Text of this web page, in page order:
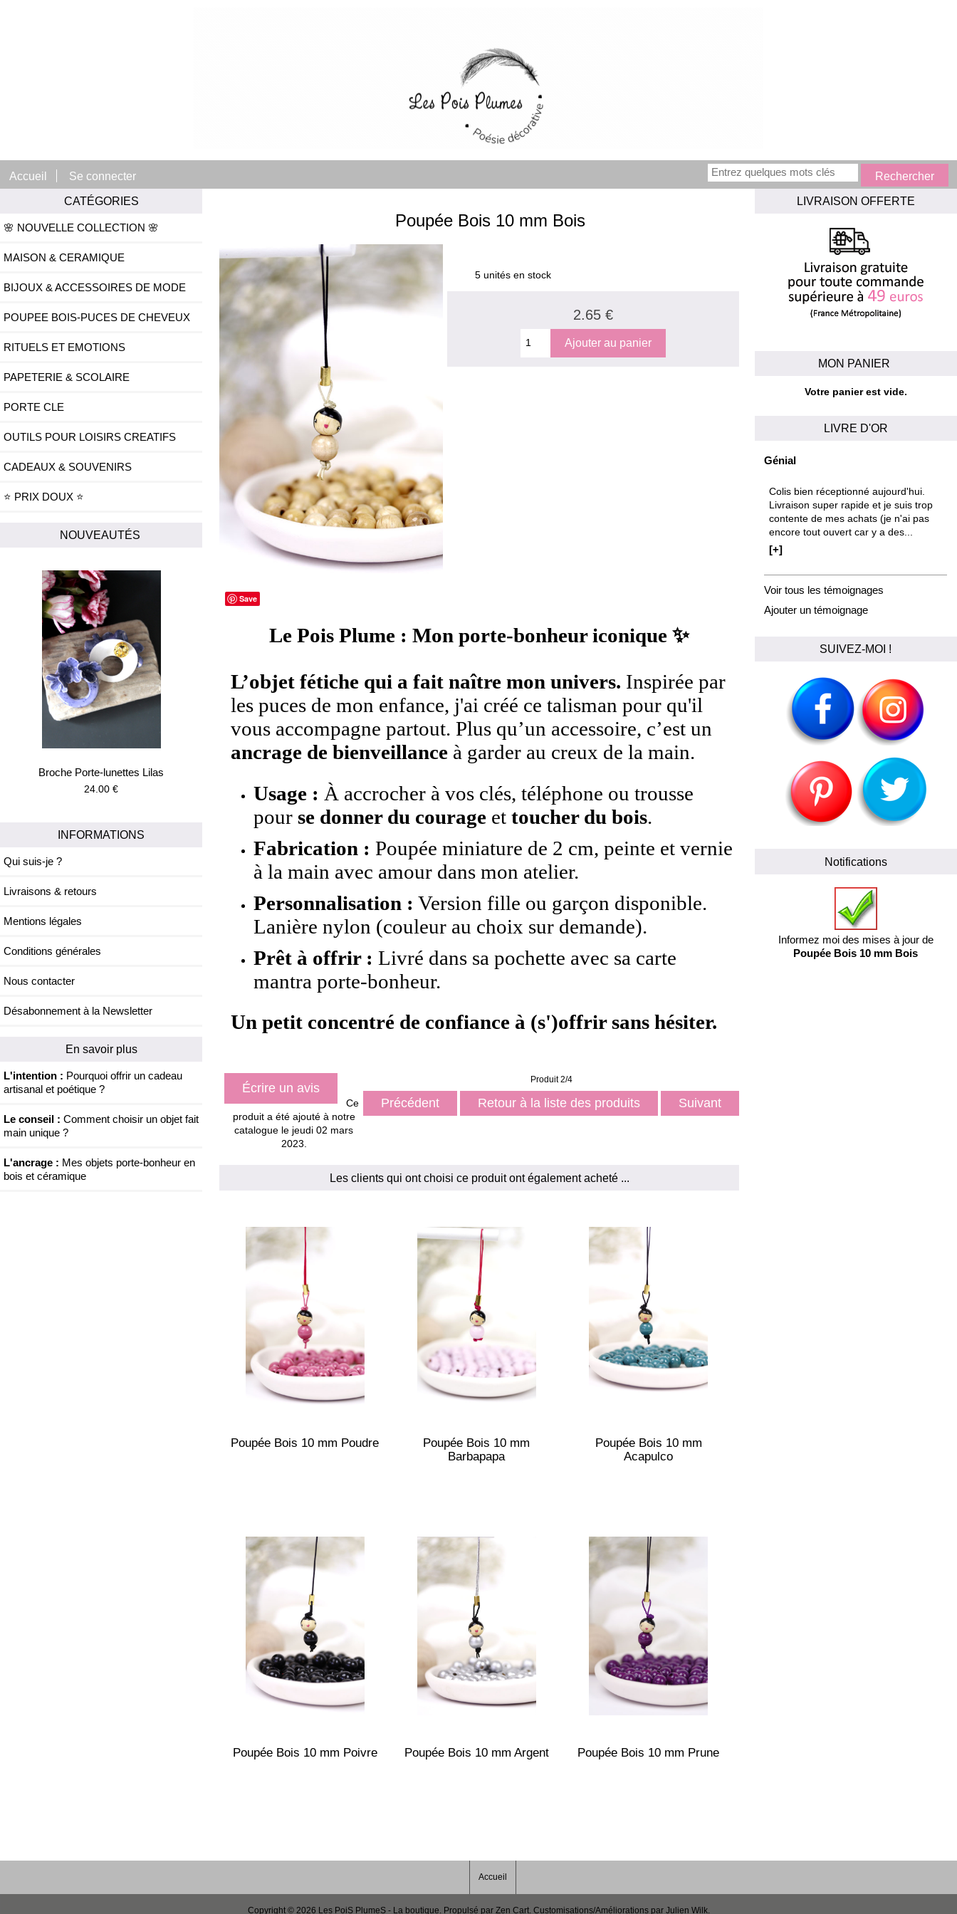
Accueil
Se connecter
CATÉGORIES
🌸 NOUVELLE COLLECTION 🌸
MAISON & CERAMIQUE
BIJOUX & ACCESSOIRES DE MODE
POUPEE BOIS-PUCES DE CHEVEUX
RITUELS ET EMOTIONS
PAPETERIE & SCOLAIRE
PORTE CLE
OUTILS POUR LOISIRS CREATIFS
CADEAUX & SOUVENIRS
⭐ PRIX DOUX ⭐
NOUVEAUTÉS
Broche Porte-lunettes Lilas
24.00 €
INFORMATIONS
Qui suis-je ?
Livraisons & retours
Mentions légales
Conditions générales
Nous contacter
Désabonnement à la Newsletter
En savoir plus
L'intention : Pourquoi offrir un cadeau
artisanal et poétique ?
Le conseil : Comment choisir un objet fait
main unique ?
L'ancrage : Mes objets porte-bonheur en
bois et céramique
Poupée Bois 10 mm Bois
5 unités en stock
2.65 €
Save
Le Pois Plume : Mon porte-bonheur iconique✨
L’objet fétiche qui a fait naître mon univers. Inspirée par
les puces de mon enfance, j'ai créé ce talisman pour qu'il
vous accompagne partout. Plus qu’un accessoire, c’est un
ancrage de bienveillance à garder au creux de la main.
Usage : À accrocher à vos clés, téléphone ou trousse
pourse donner du courage ettoucher du bois.
Fabrication : Poupée miniature de 2 cm, peinte et vernie
à la main avec amour dans mon atelier.
Personnalisation : Version fille ou garçon disponible.
Lanière nylon (couleur au choix sur demande).
Prêt à offrir : Livré dans sa pochette avec sa carte
mantra porte-bonheur.
Un petit concentré de confiance à (s')offrir sans hésiter.
Produit 2/4
Précédent Retour à la liste des produits Suivant
Écrire un avis
Ce
produit a été ajouté à notre
catalogue le jeudi 02 mars
2023.
Les clients qui ont choisi ce produit ont également acheté ...
Poupée Bois 10 mm Poudre
Poupée Bois 10 mm
Barbapapa
Poupée Bois 10 mm
Acapulco
Poupée Bois 10 mm Poivre Poupée Bois 10 mm Argent Poupée Bois 10 mm Prune
LIVRAISON OFFERTE
MON PANIER
Votre panier est vide.
LIVRE D'OR
Génial
Colis bien réceptionné aujourd'hui.
Livraison super rapide et je suis trop
contente de mes achats (je n'ai pas
encore tout ouvert car y a des...
[+]
Voir tous les témoignages
Ajouter un témoignage
SUIVEZ-MOI !
Notifications
Informez moi des mises à jour de
Poupée Bois 10 mm Bois
Accueil
Copyright © 2026 Les PoiS PlumeS - La boutique . Propulsé par Zen Cart. Customisations/Améliorations par Julien Wilk.